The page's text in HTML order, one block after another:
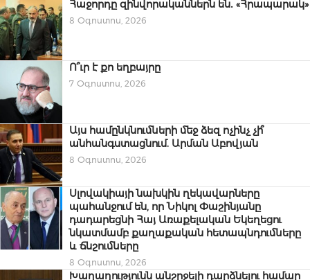
Հաջորդը զինվորականներն են․ «Հրապարակ»
8 Օգոստոս, 2026
Ո՞ւր է քո եղբայրը
7 Օգոստոս, 2026
Այս համընկնումների մեջ ձեզ ոչինչ չի՞
անհանգստացնում. Արման Աբովյան
8 Օգոստոս, 2026
Սլովակիայի նախկին ղեկավարները
պահանջում են, որ Նիկոլ Փաշինյանը
դադարեցնի Հայ Առաքելական Եկեղեցու
նկատմամբ քաղաքական հետապնդումները
և ճնշումները
8 Օգոստոս, 2026
Խաղաղությունն անշրջելի դարձնելու համար